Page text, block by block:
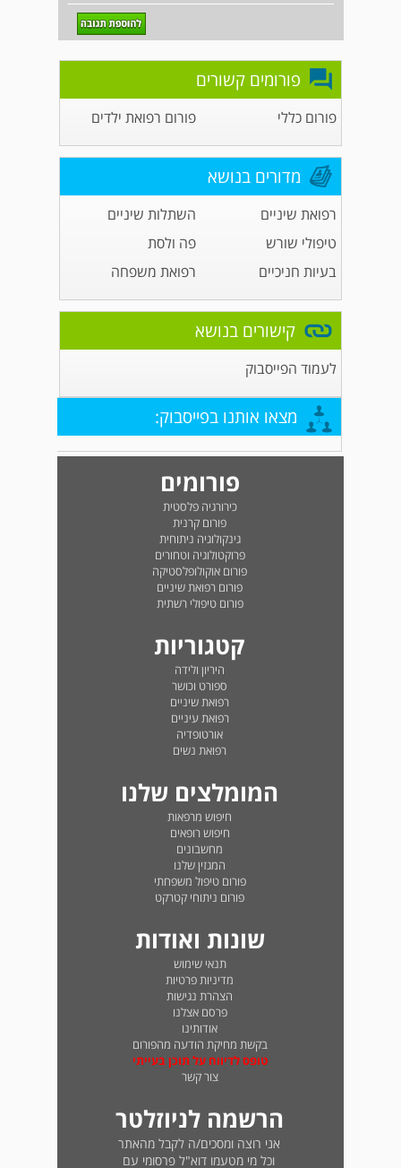
פורומים קשורים
פורום כללי פורום רפואת ילדים
מדורים בנושא
רפואת שיניים
השתלות שיניים
טיפולי שורש
פה ולסת
בעיות חניכיים
רפואת משפחה
קישורים בנושא
לעמוד הפייסבוק
מצאו אותנו בפייסבוק:
פורומים
כירורגיה פלסטית
פורום קרנית
גינקולוגיה ניתוחית
פרוקטולוגיה וטחורים
פורום אוקולופלסטיקה
פורום רפואת שיניים
פורום טיפולי רשתית
קטגוריות
היריון ולידה
ספורט וכושר
רפואת שיניים
רפואת עיניים
אורטופדיה
רפואת נשים
המומלצים שלנו
חיפוש מרפאות
חיפוש רופאים
מחשבונים
המגזין שלנו
פורום טיפול משפחתי
פורום ניתוחי קטרקט
שונות ואודות
תנאי שימוש
מדיניות פרטיות
הצהרת נגישות
פרסם אצלנו
אודותינו
בקשת מחיקת הודעה מהפורום
טופס לדיווח על תוכן בעייתי
צור קשר
הרשמה לניוזלטר
אני רוצה ומסכים/ה לקבל מהאתר
וכל מי מטעמו דוא"ל פרסומי עם